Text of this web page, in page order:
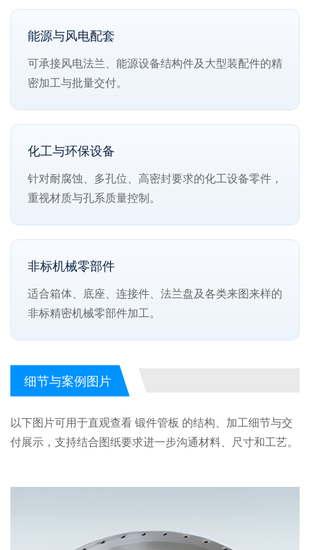
能源与风电配套
可承接风电法兰、能源设备结构件及大型装配件的精
密加工与批量交付。
化工与环保设备
针对耐腐蚀、多孔位、高密封要求的化工设备零件，
重视材质与孔系质量控制。
非标机械零部件
适合箱体、底座、连接件、法兰盘及各类来图来样的
非标精密机械零部件加工。
细节与案例图片
以下图片可用于直观查看 锻件管板 的结构、加工细节与交
付展示，支持结合图纸要求进一步沟通材料、尺寸和工艺。